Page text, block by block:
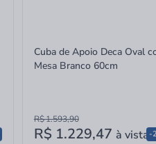
Cuba de Apoio Deca Oval
Mesa Branco 60cm
R$ 1.593,90
R$ 1.229,47 à vista -